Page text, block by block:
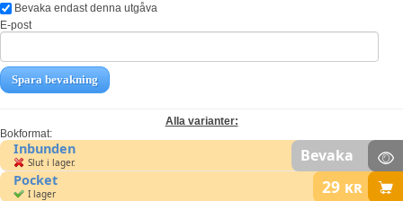
Bevaka endast denna utgåva
E-post
Spara bevakning
Alla varianter:
Bokformat:
Inbunden
Slut i lager. Bevaka
Pocket
I lager 29 kr